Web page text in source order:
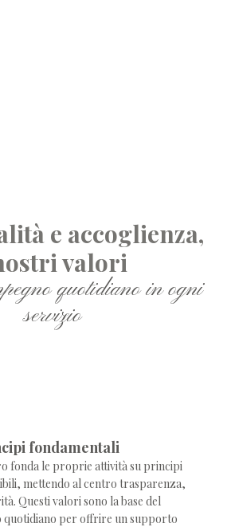
e accoglienza,
valori
quotidiano in ogni
servizio
fondamentali
fonda le proprie attività su principi
mettendo al centro trasparenza,
Questi valori sono la base del
quotidiano per offrire un supporto